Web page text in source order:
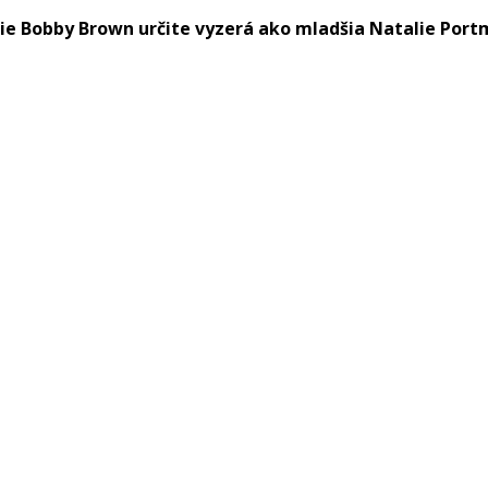
Bobby Brown určite vyzerá ako mladšia Natalie